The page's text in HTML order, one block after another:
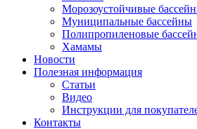
Морозоустойчивые
Муниципальные бассейны
Полипропиленовые
Хамамы
Новости
Полезная информация
Статьи
Видео
Инструкции для
Контакты